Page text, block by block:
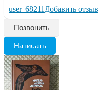
user_68211 Добавить отзыв
Позвонить
Написать